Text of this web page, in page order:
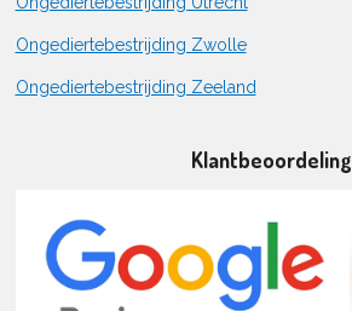
Ongediertebestrijding Zwolle
Ongediertebestrijding Zeeland
Klantbeoordeling